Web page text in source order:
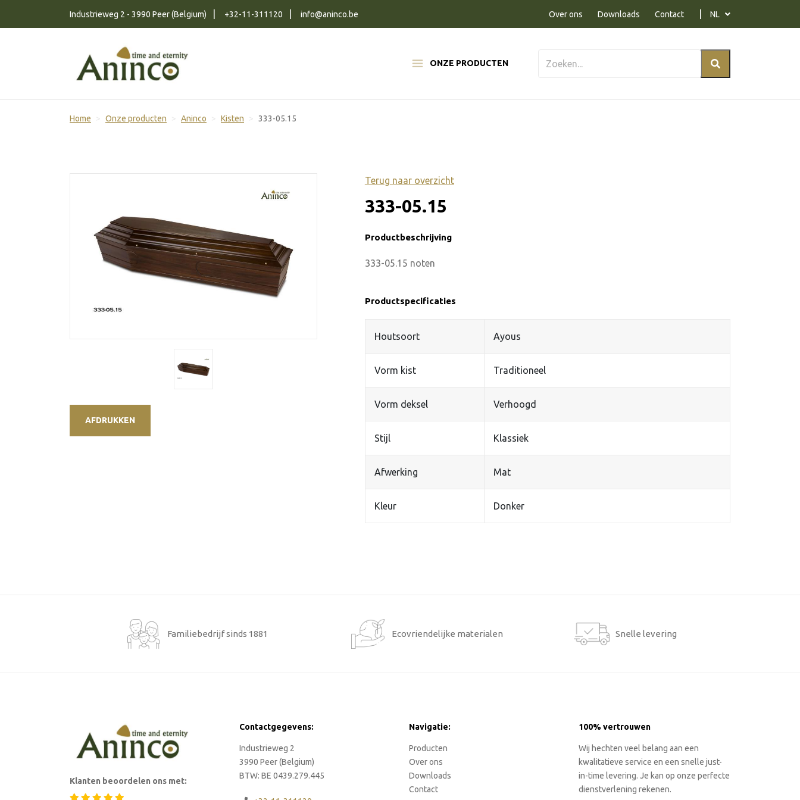
ONZE PRODUCTEN
Industrieweg 2 - 3990 Peer (Belgium) +32-11-311120 info@aninco.be Over ons Downloads Contact NL
Home Onze producten Aninco Kisten 333-05.15
AFDRUKKEN
Terug naar overzicht
333-05.15
Productbeschrijving
333-05.15 noten
Productspecificaties
Houtsoort Ayous
Vorm kist Traditioneel
Vorm deksel Verhoogd
Stijl Klassiek
Afwerking Mat
Kleur Donker
Familiebedrijf sinds 1881 Ecovriendelijke materialen Snelle levering
Klanten beoordelen ons met:
Contactgegevens:
Industrieweg 2
3990 Peer (Belgium)
BTW: BE 0439.279.445
Navigatie:
Producten
Over ons
Downloads
Contact
100% vertrouwen
Wij hechten veel belang aan een
kwalitatieve service en een snelle just-
in-time levering. Je kan op onze perfecte
dienstverlening rekenen.